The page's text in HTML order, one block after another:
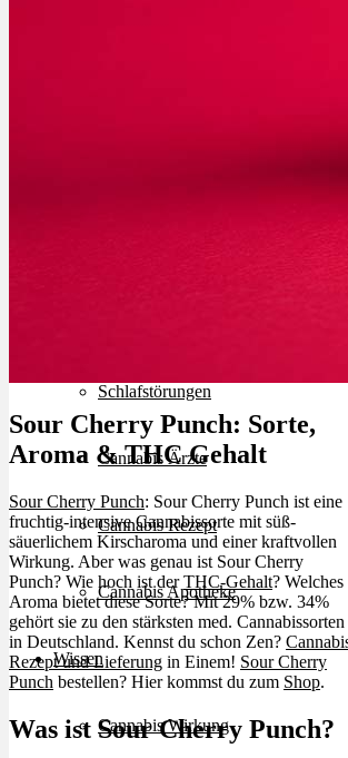
Schlafstörungen
Cannabis Ärzte
Cannabis Rezept
Cannabis Apotheke
Wissen
Cannabis Wirkung
Sour Cherry Punch: Sorte,
Aroma & THC Gehalt
Sour Cherry Punch: Sour Cherry Punch ist eine
fruchtig-intensive Cannabissorte mit süß-
säuerlichem Kirscharoma und einer kraftvollen
Wirkung. Aber was genau ist Sour Cherry
Punch? Wie hoch ist derTHC-Gehalt? Welches
Aroma bietet diese Sorte? Mit 29% bzw. 34%
gehört sie zu den stärksten med. Cannabissorten
in Deutschland. Kennst du schon Zen?
Rezept und Lieferung in Einem! Sour Cherry
Punch bestellen? Hier kommst du zum Shop.
Was ist Sour Cherry Punch?